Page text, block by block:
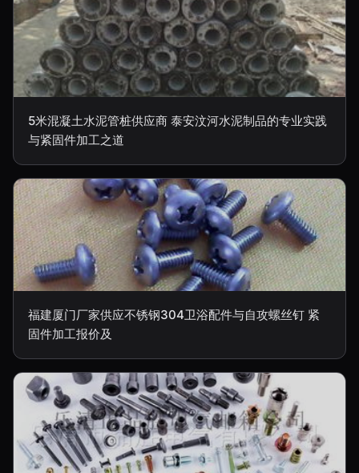
5米混凝土水泥管桩供应商 泰安汶河水泥制品的专业实践
与紧固件加工之道
福建厦门厂家供应不锈钢304卫浴配件与自攻螺丝钉 紧
固件加工报价及